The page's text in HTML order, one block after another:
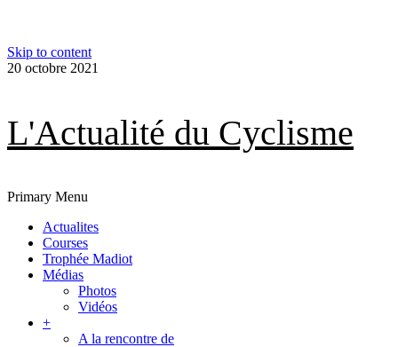
Skip to content
20 octobre 2021
L'Actualité du Cyclisme
Primary Menu
Actualites
Courses
Trophée Madiot
Médias
Photos
Vidéos
+
A la rencontre de